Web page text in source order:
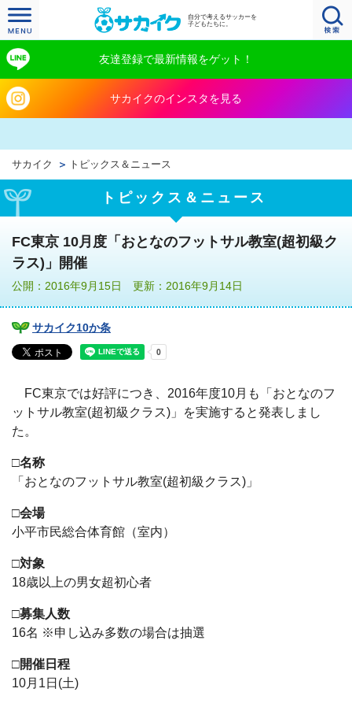
自分で考えるサッカーを
子どもたちに。
友達登録で最新情報をゲット！
サカイクのインスタを見る
サカイク トピックス＆ニュース
トピックス＆ニュース
FC東京 10月度「おとなのフットサル教室(超初級ク
ラス)」開催
公開：2016年9月15日 更新：2016年9月14日
サカイク10か条
FC東京では好評につき、2016年度10月も「おとなのフ
ットサル教室(超初級クラス)」を実施すると発表しまし
た。
□名称
「おとなのフットサル教室(超初級クラス)」
□会場
小平市民総合体育館（室内）
□対象
18歳以上の男女超初心者
□募集人数
16名 ※申し込み多数の場合は抽選
□開催日程
10月1日(土)